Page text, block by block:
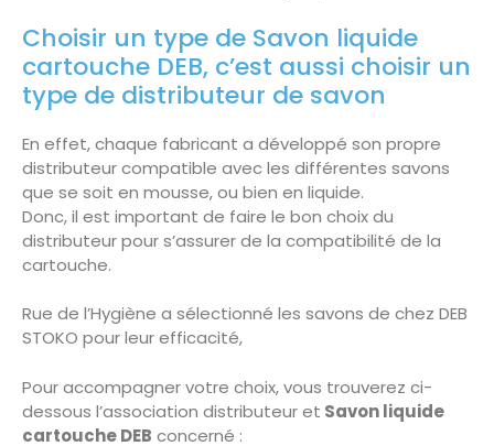
Choisir un type de Savon liquide
cartouche DEB, c’est aussi choisir un
type de distributeur de savon
En effet, chaque fabricant a développé son propre
distributeur compatible avec les différentes savons
que se soit en mousse, ou bien en liquide.
Donc, il est important de faire le bon choix du
distributeur pour s’assurer de la compatibilité de la
cartouche.
Rue de l’Hygiène a sélectionné les savons de chez DEB
STOKO pour leur efficacité,
Pour accompagner votre choix, vous trouverez ci-
dessous l’association distributeur et Savon liquide
cartouche DEB concerné :